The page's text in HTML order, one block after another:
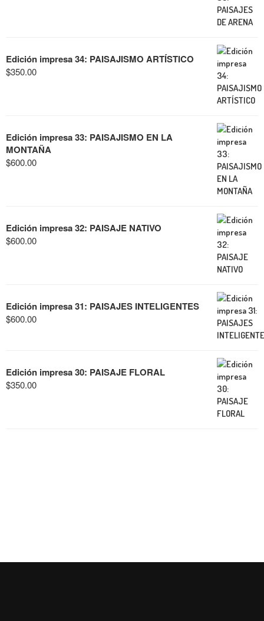
Edición impresa 34: PAISAJISMO ARTÍSTICO
$350.00
Edición impresa 33: PAISAJISMO EN LA
MONTAÑA
$600.00
Edición impresa 32: PAISAJE NATIVO
$600.00
Edición impresa 31: PAISAJES INTELIGENTES
$600.00
Edición impresa 30: PAISAJE FLORAL
$350.00